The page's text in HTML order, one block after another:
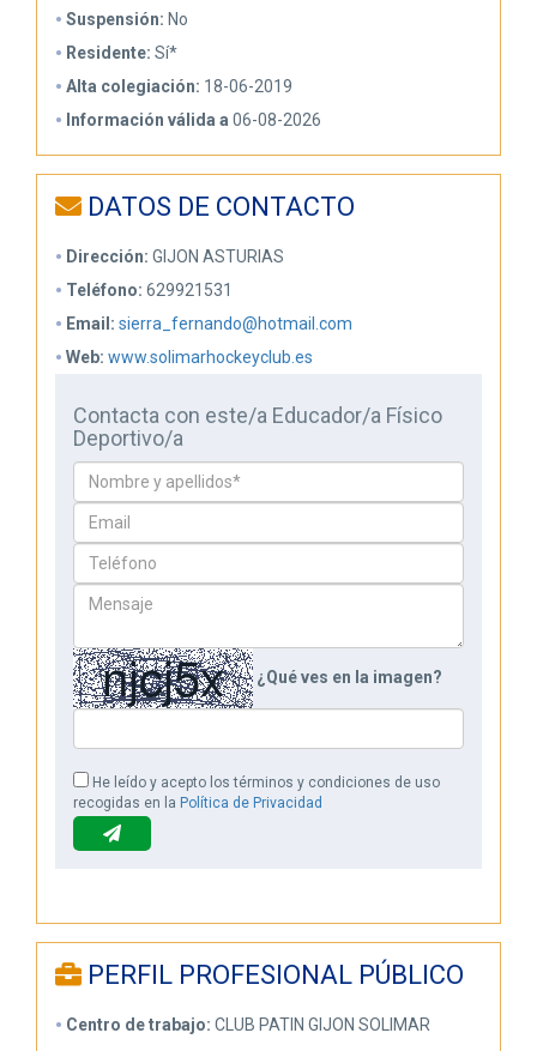
Suspensión: No
Residente: Sí*
Alta colegiación: 18-06-2019
Información válida a 06-08-2026
DATOS DE CONTACTO
Dirección: GIJON ASTURIAS
Teléfono: 629921531
Email: sierra_fernando@hotmail.com
Web: www.solimarhockeyclub.es
Contacta con este/a Educador/a Físico
Deportivo/a
¿Qué ves en la imagen?
He leído y acepto los términos y condiciones de uso
recogidas en la Política de Privacidad
PERFIL PROFESIONAL PÚBLICO
Centro de trabajo: CLUB PATIN GIJON SOLIMAR